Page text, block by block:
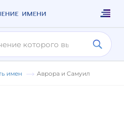
имен Аврора и Самуил